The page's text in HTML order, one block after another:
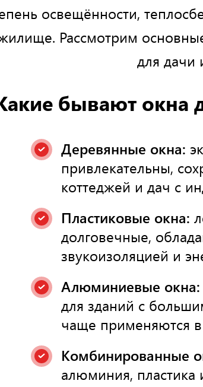
освещённости,
Рассмотрим
для дачи
бывают окна
Деревянные окна:
привлекательны,
коттеджей и дач с
Пластиковые окна:
долговечные,
звукоизоляцией и
Алюминиевые окна:
для зданий с
чаще применяются
Комбинированные
алюминия,